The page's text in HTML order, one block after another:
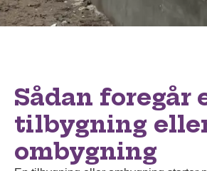
Sådan foregår
tilbygning
ombygning